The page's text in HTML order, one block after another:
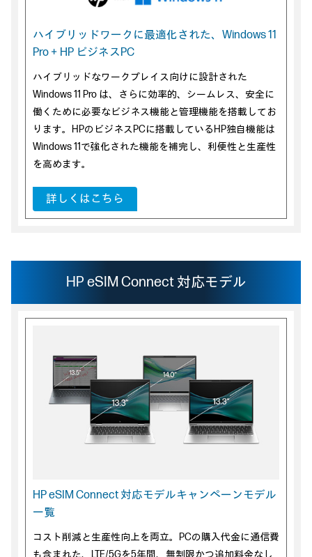
ハイブリッドワークに最適化された、 Windows 11
Pro＋HP ビジネスPC
ハイブリッドなワークプレイス向けに設計された
Windows 11 Pro は、さらに効率的、シームレス、安全に
働くために必要なビジネス機能と管理機能を搭載してお
ります。HPのビジネスPCに搭載しているHP独自機能は
Windows 11で強化された機能を補完し、利便性と生産性
を高めます。
詳しくはこちら
HP eSIM Connect 対応モデル
HP eSIM Connect 対応モデルキャンペーンモデル
一覧
コスト削減と生産性向上を両立。PCの購入代金に通信費
も含まれた、LTE/5Gを5年間、無制限かつ追加料金なし